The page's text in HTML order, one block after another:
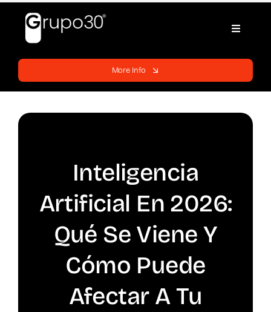
content
Toggle
Home
More Info
Inteligencia
Artificial En 2026:
Qué Se Viene Y
Cómo Puede
Afectar A Tu